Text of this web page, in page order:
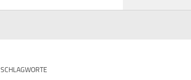
SCHLAGWORTE